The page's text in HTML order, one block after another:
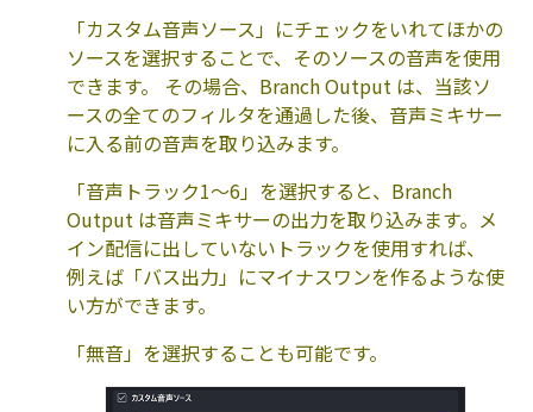
「カスタム音声ソース」にチェックをいれてほかの
ソースを選択することで、そのソースの音声を使用
できます。 その場合、Branch Output は、当該ソ
ースの全てのフィルタを通過した後、音声ミキサー
に入る前の音声を取り込みます。
「音声トラック1～6」を選択すると、Branch
Output は音声ミキサーの出力を取り込みます。メ
イン配信に出していないトラックを使用すれば、
例えば「バス出力」にマイナスワンを作るような使
い方ができます。
「無音」を選択することも可能です。